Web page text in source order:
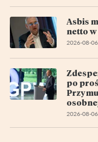
Asbis
netto
2026-08-
po
2026-08-